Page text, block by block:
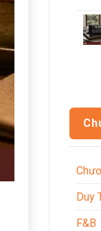
Duy
F&B